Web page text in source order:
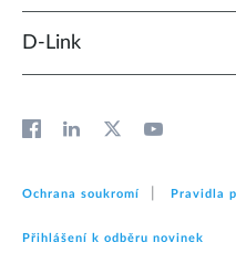
D‑Link
Ochrana soukromí Pravidla
Přihlášení k odběru novinek